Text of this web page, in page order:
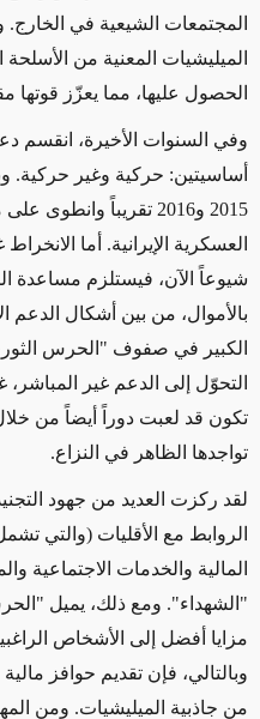
المجتمعات الشيعية في الخارج.
الميليشيات المعنية من الأسلحة
الحصول عليها، مما يعزّز قوتها
وفي السنوات الأخيرة، انقسم
أساسيتين: حركية وغير حركية.
2015 و2016 تقريباً وانطوى على مشاركة مباشرة
العسكرية الإيرانية. أما
شيوعاً الآن، فيستلزم مساعدة
بالأموال، من بين أشكال الدعم
الكبير في صفوف "الحرس
التحوّل إلى الدعم غير المباشر،
تكون قد لعبت دوراً أيضاً من
تواجدها الظاهر في النزاع.
لقد ركزت العديد من جهود
الروابط مع الأقليات (والتي
المالية والخدمات الاجتماعية
"الشهداء". ومع ذلك، يميل
مزايا أفضل إلى الأشخاص
وبالتالي، فإن تقديم حوافز
من جاذبية الميليشيات. ومن